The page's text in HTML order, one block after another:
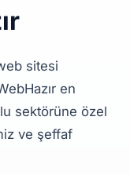
sitesi
en
sektörüne özel
ve şeffaf